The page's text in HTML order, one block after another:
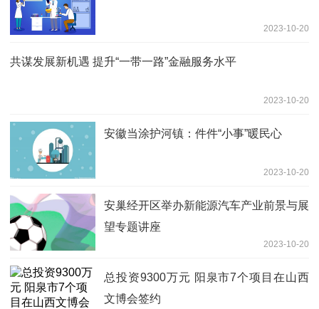
2023-10-20
共谋发展新机遇 提升“一带一路”金融服务水平
2023-10-20
安徽当涂护河镇：件件“小事”暖民心
2023-10-20
安巢经开区举办新能源汽车产业前景与展
望专题讲座
2023-10-20
总投资9300万元 阳泉市7个项目在山西
文博会签约